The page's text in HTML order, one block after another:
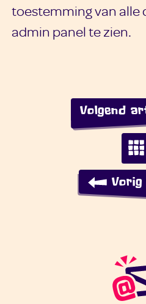
toestemming van alle
admin panel te zien.
Volgend